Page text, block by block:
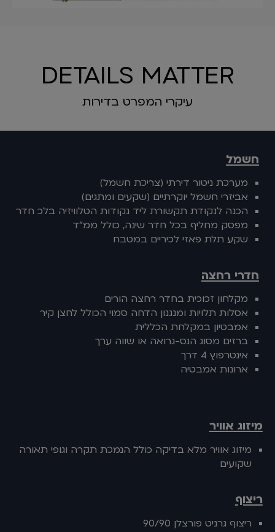
DETAILS MATTER
עיקרי המפרט בדירות
חשמל
מערכת ניטור דירתי (צריכת חשמל)
אביזרי חשמל יוקרתיים (שקעים ומתגים)
הכנה לנקודת תקשורת ליד נקודות הטלוויזיה בלכ חדר
מפסק מחליף בכל חדר שינה, כולל ממ"ד
שקע תלת פאזי לכיריים במטבח
חדרי רחצה
מקלחון זכוכית בחדר רחצה הורים
אסלות תלויות ומנגנון הדחה סמוי הכולל לחצן קיר
אמבטיון במקלחת הכללית
ברזים מסוג הנס-גרואה או שווה ערך
אינטרפוץ 4 דרך
ארונות אמבטיה
מיזוג אוויר
מיזוג אוויר מלא בדיקה כולל הנמכת תקרה וגופי תאורה
שקועים
ריצוף
ריצוף גרניט פורצלן 90/90